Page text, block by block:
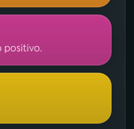
positivo.